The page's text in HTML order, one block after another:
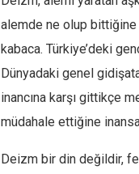
alemde ne olup bittiğine
kabaca. Türkiye’deki
Dünyadaki genel
inancına karşı gittikçe
müdahale ettiğine
Deizm bir din değildir,